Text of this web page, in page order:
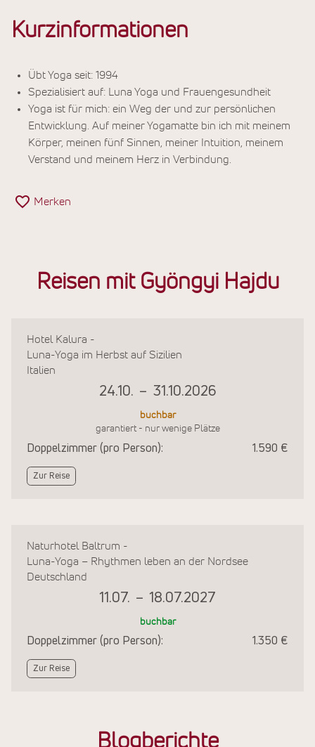
Kurzinformationen
Übt Yoga seit: 1994
Spezialisiert auf: Luna Yoga und Frauengesundheit
Yoga ist für mich: ein Weg der und zur persönlichen
Entwicklung. Auf meiner Yogamatte bin ich mit meinem
Körper, meinen fünf Sinnen, meiner Intuition, meinem
Verstand und meinem Herz in Verbindung.
Merken
Reisen mit Gyöngyi Hajdu
Hotel Kalura -
Luna-Yoga im Herbst auf Sizilien
Italien
24.10. – 31.10.2026
buchbar
garantiert - nur wenige Plätze
Doppelzimmer (pro Person): 1.590 €
Zur Reise
Naturhotel Baltrum -
Luna-Yoga – Rhythmen leben an der Nordsee
Deutschland
11.07. – 18.07.2027
buchbar
Doppelzimmer (pro Person): 1.350 €
Zur Reise
Blogberichte